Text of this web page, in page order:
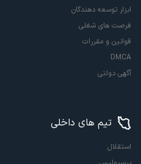
ابزار توسعه دهندگان
فرصت های شغلی
قوانین و مقررات
DMCA
آگهی دولتی
تیم های داخلی
استقلال